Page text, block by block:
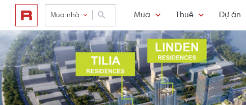
Mua nhà Mua Thuê Dự án